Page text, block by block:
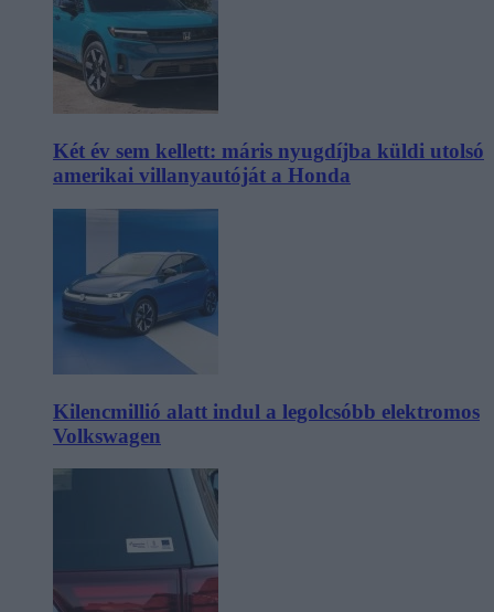
Két év sem kellett: máris nyugdíjba küldi utolsó
amerikai villanyautóját a Honda
Kilencmillió alatt indul a legolcsóbb elektromos
Volkswagen